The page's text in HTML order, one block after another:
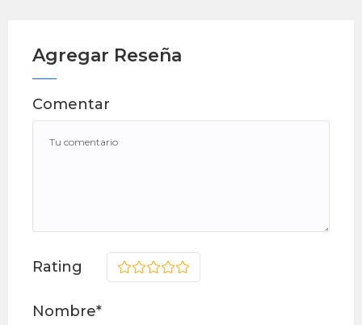
Agregar Reseña
Comentar
Rating 5
4
3
2
Nombre*